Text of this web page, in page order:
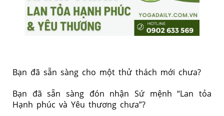
Bạn đã sẵn sàng cho một thử thách mới chưa?
Bạn đã sẵn sàng đón nhận Sứ mệnh “Lan tỏa
Hạnh phúc và Yêu thương chưa”?